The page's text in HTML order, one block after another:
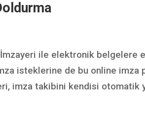
ile elektronik belgelere
isteklerine de bu online imza
imza takibini kendisi otomatik